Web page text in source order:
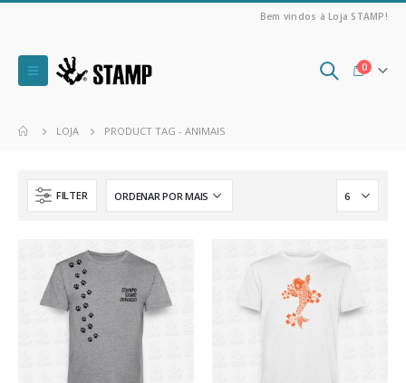
Bem vindos à Loja STAMP!
0
LOJA PRODUCT TAG - ANIMAIS
FILTER